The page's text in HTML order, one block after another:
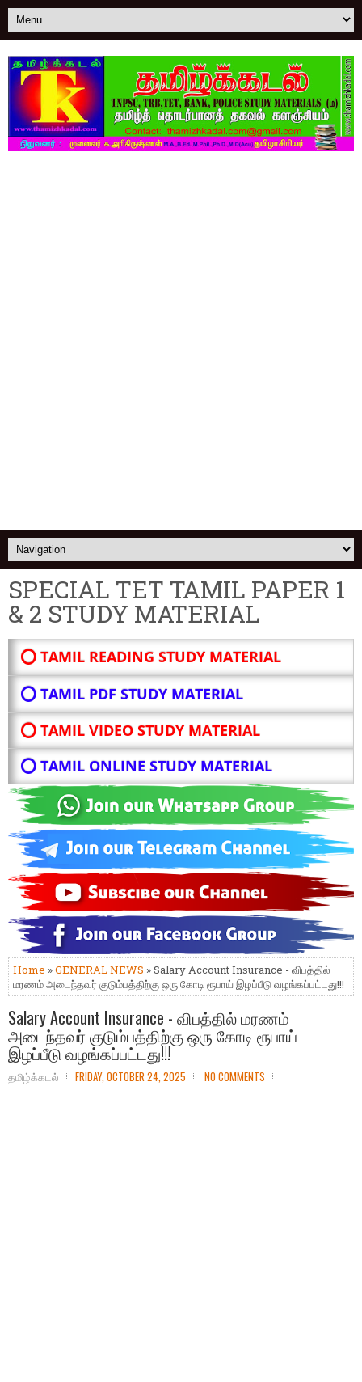
SPECIAL TET TAMIL PAPER 1
& 2 STUDY MATERIAL
⭕ TAMIL READING STUDY MATERIAL
⭕ TAMIL PDF STUDY MATERIAL
⭕ TAMIL VIDEO STUDY MATERIAL
⭕ TAMIL ONLINE STUDY MATERIAL
Home »GENERAL NEWS » Salary Account Insurance - விபத்தில்
மரணம் அடைந்தவர் குடும்பத்திற்கு ஒரு கோடி ரூபாய் இழப்பீடு வழங்கப்பட்டது!!!
Salary Account Insurance - விபத்தில் மரணம்
அடைந்தவர் குடும்பத்திற்கு ஒரு கோடி ரூபாய்
இழப்பீடு வழங்கப்பட்டது!!!
தமிழ்க்கடல் FRIDAY, OCTOBER 24, 2025 NO COMMENTS